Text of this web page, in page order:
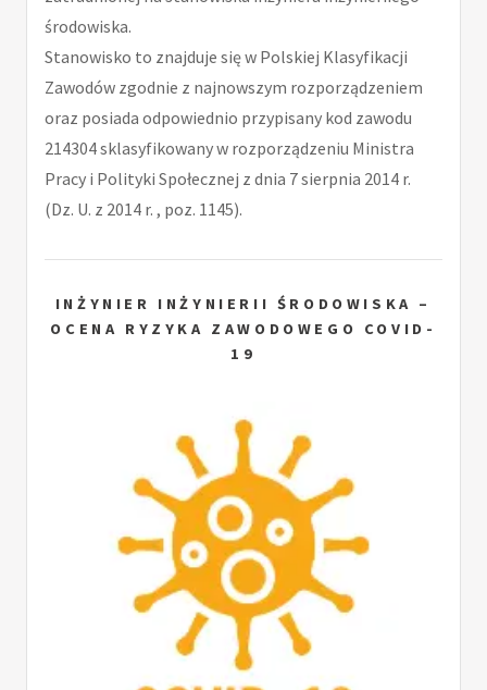
środowiska.
Stanowisko to znajduje się w Polskiej Klasyfikacji
Zawodów zgodnie z najnowszym rozporządzeniem
oraz posiada odpowiednio przypisany kod zawodu
214304 sklasyfikowany w rozporządzeniu Ministra
Pracy i Polityki Społecznej z dnia 7 sierpnia 2014 r.
(Dz. U. z 2014 r. , poz. 1145).
INŻYNIER INŻYNIERII ŚRODOWISKA –
OCENA RYZYKA ZAWODOWEGO COVID-
19